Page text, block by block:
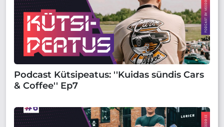
Podcast Kütsipeatus: ''Kuidas sündis Cars
& Coffee'' Ep7